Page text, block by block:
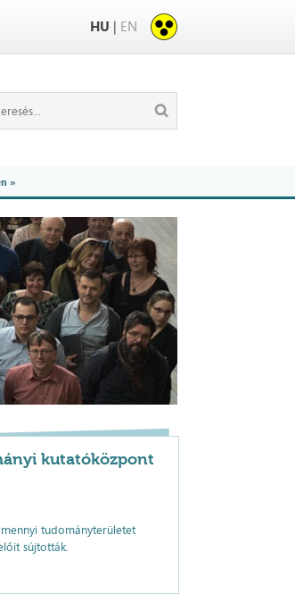
HU | EN
»
kutatóközpont
tudományterületet
sújtották.